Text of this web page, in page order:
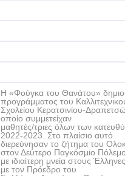
Η «Φούγκα του Θανάτου»
προγράμματος του
Σχολείου Κερατσινίου-
οποίο συμμετείχαν
μαθητές/τριες όλων των
2022-2023. Στο πλαίσιο αυτό
διερεύνησαν το ζήτημα του
στον Δεύτερο Παγκόσμιο
με ιδιαίτερη μνεία στους
με τον Πρόεδρο του